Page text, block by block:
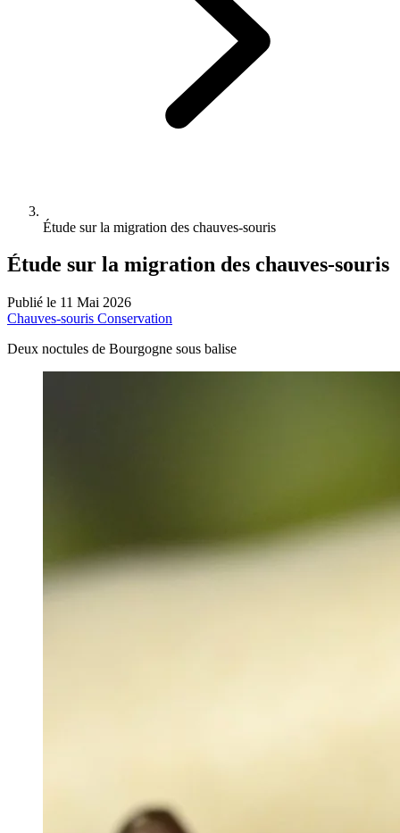
Étude sur la migration des chauves-souris
Étude sur la migration des chauves-souris
Publié le 11 Mai 2026
Chauves-souris Conservation
Deux noctules de Bourgogne sous balise